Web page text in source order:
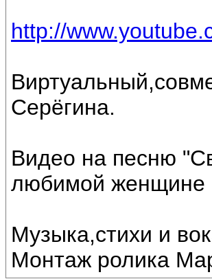
http://
Серёгина.
Видео на песню
любимой женщине
Музыка,стихи и
Монтаж ролика